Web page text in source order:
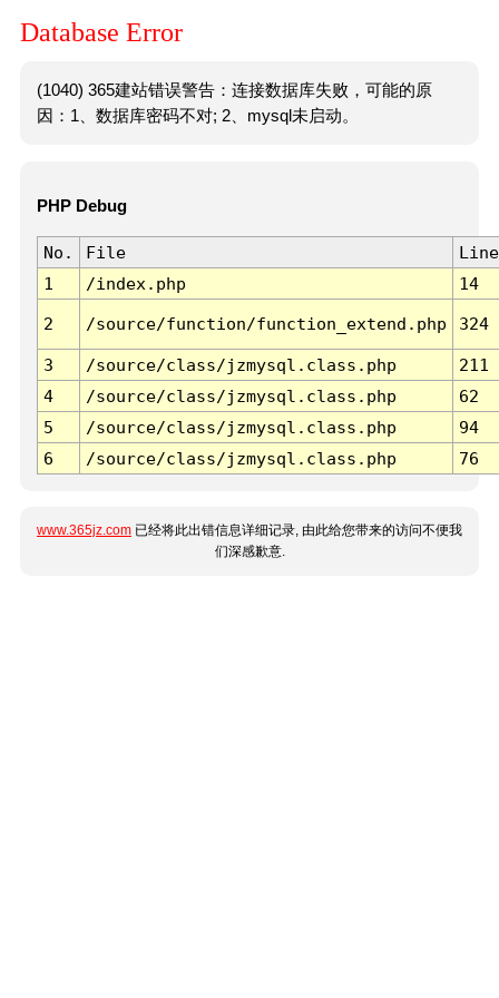
Database Error
(1040) 365建站错误警告：连接数据库失败，可能的原
因：1、数据库密码不对; 2、mysql未启动。
PHP Debug
No. File
Line
1
/index.php 14
2 /source/function/function_extend.php 324
3 /source/class/jzmysql.class.php
211
4
/source/class/jzmysql.class.php
62
5
/source/class/jzmysql.class.php
94
6
/source/class/jzmysql.class.php 76
www.365jz.com 已经将此出错信息详细记录, 由此给您带来的访问不便我
们深感歉意.